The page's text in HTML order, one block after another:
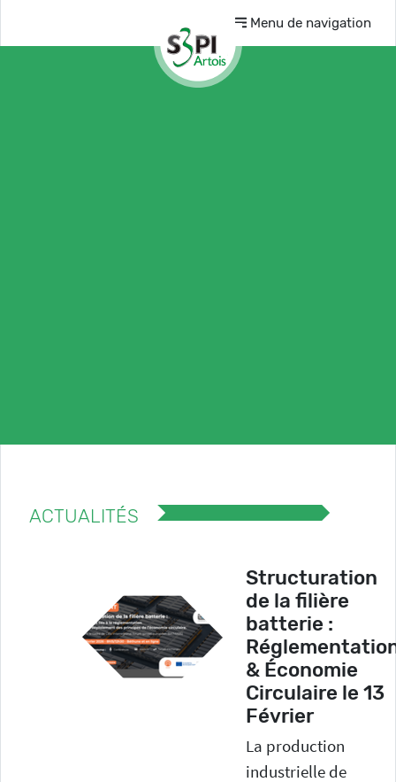
Menu de navigation
Commission de suivi de site
Implantation de nouveaux projets
ACTUALITÉS
Structuration
de la filière
batterie :
& Économie
Circulaire le 13
Février
La production
industrielle de